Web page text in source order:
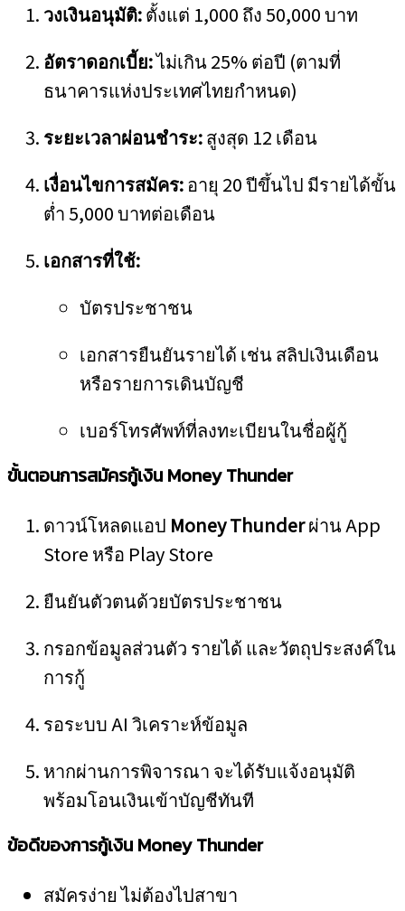
วงเงินอนุมัติ:ตั้งแต่ 1,000 ถึง 50,000 บาท
อัตราดอกเบี้ย:ไม่เกิน 25% ต่อปี (ตามที่
ธนาคารแห่งประเทศไทยกำหนด)
ระยะเวลาผ่อนชำระ:สูงสุด 12 เดือน
เงื่อนไขการสมัคร:อายุ 20 ปีขึ้นไป มีรายได้ขั้น
ต่ำ 5,000 บาทต่อเดือน
เอกสารที่ใช้:
บัตรประชาชน
เอกสารยืนยันรายได้ เช่น สลิปเงินเดือน
หรือรายการเดินบัญชี
เบอร์โทรศัพท์ที่ลงทะเบียนในชื่อผู้กู้
ขั้นตอนการสมัครกู้เงิน Money Thunder
ดาวน์โหลดแอป Money Thunderผ่าน App
Store หรือ Play Store
ยืนยันตัวตนด้วยบัตรประชาชน
กรอกข้อมูลส่วนตัว รายได้ และวัตถุประสงค์ใน
การกู้
รอระบบ AI วิเคราะห์ข้อมูล
หากผ่านการพิจารณา จะได้รับแจ้งอนุมัติ
พร้อมโอนเงินเข้าบัญชีทันที
ข้อดีของการกู้เงิน Money Thunder
สมัครง่าย ไม่ต้องไปสาขา